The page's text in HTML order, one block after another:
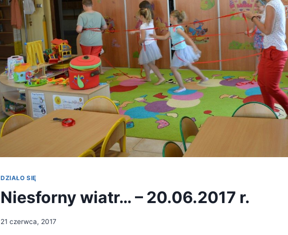
DZIAŁO SIĘ
Niesforny wiatr… – 20.06.2017 r.
21 czerwca, 2017